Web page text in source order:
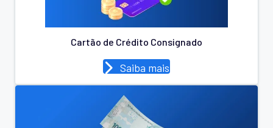
Cartão de Crédito Consignado
Saiba mais